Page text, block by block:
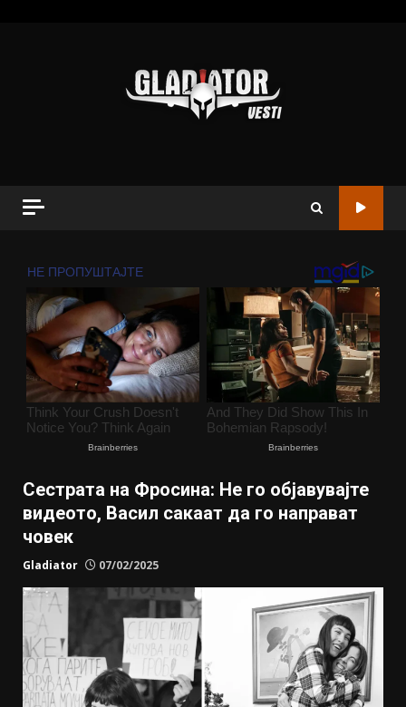
Сестрата на Фросина: Не го објавувајте
видеото, Васил сакаат да го направат
човек
Gladiator 07/02/2025